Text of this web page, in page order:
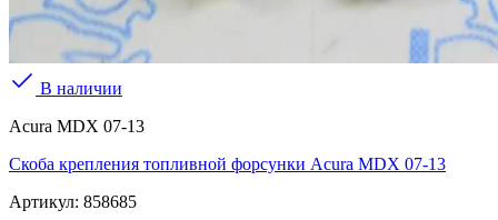
В наличии
Acura MDX 07-13
Скоба крепления топливной форсунки Acura MDX 07-13
Артикул: 858685